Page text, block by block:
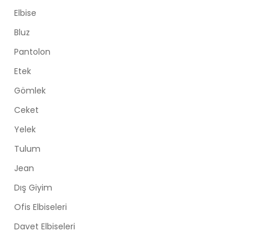
Elbise
Bluz
Pantolon
Etek
Gömlek
Ceket
Yelek
Tulum
Jean
Dış Giyim
Ofis Elbiseleri
Davet Elbiseleri